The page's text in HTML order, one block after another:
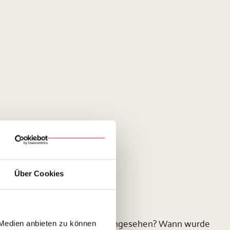
Über Cookies
anbieten zu können
schon mal genauer angesehen? Wann wurde